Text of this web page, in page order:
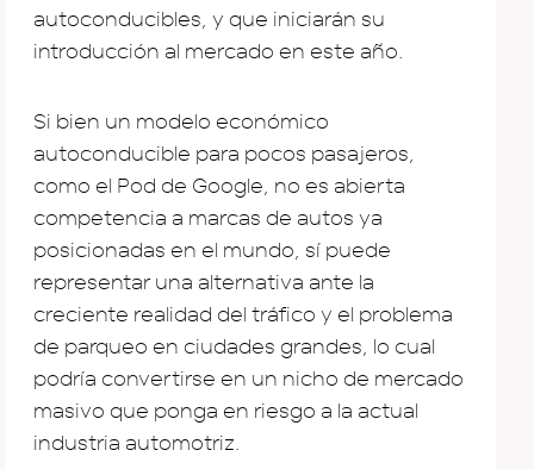
autoconducibles, y que iniciarán su
introducción al mercado en este año.
Si bien un modelo económico
autoconducible para pocos pasajeros,
como el Pod de Google, no es abierta
competencia a marcas de autos ya
posicionadas en el mundo, sí puede
representar una alternativa ante la
creciente realidad del tráfico y el problema
de parqueo en ciudades grandes, lo cual
podría convertirse en un nicho de mercado
masivo que ponga en riesgo a la actual
industria automotriz.